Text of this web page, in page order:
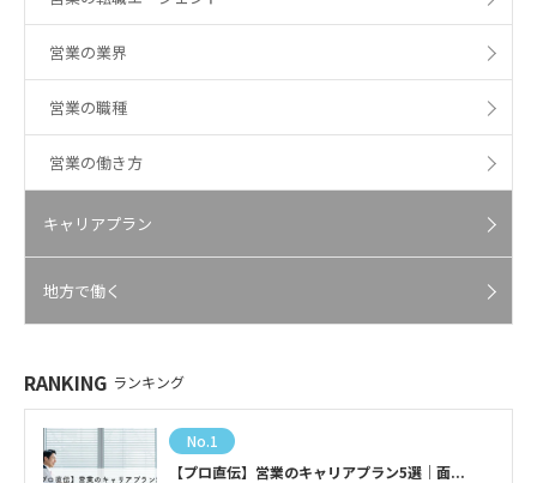
営業の業界
営業の職種
営業の働き方
キャリアプラン
地方で働く
RANKING ランキング
No.1
【プロ直伝】営業のキャリアプラン5選｜面...